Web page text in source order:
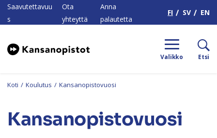
Saavutettavuu
s
Ota
yhteyttä
Anna
palautetta
FI SV EN
Valikko Etsi
Koti / Koulutus / Kansanopistovuosi
Kansanopistovuosi